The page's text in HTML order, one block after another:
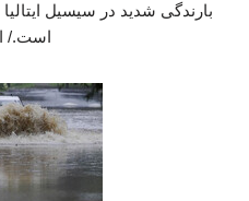
بارندگی شدید در سیسیل
است./